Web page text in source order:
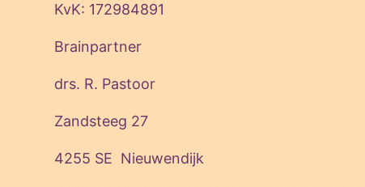
KvK: 172984891
Brainpartner
drs. R. Pastoor
Zandsteeg 27
4255 SE Nieuwendijk